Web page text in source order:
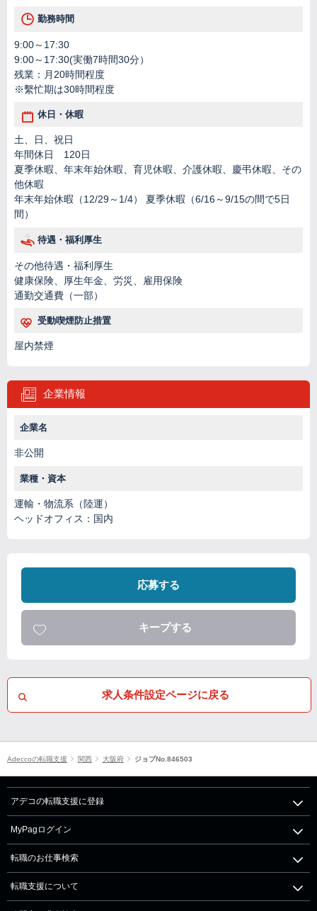
勤務時間
9:00～17:30
9:00～17:30(実働7時間30分）
残業：月20時間程度
※繫忙期は30時間程度
休日・休暇
土、日、祝日
年間休日 120日
夏季休暇、年末年始休暇、育児休暇、介護休暇、慶弔休暇、その
他休暇
年末年始休暇（12/29～1/4） 夏季休暇（6/16～9/15の間で5日
間）
待遇・福利厚生
その他待遇・福利厚生
健康保険、厚生年金、労災、雇用保険
通勤交通費（一部）
受動喫煙防止措置
屋内禁煙
企業情報
企業名
非公開
業種・資本
運輸・物流系（陸運）
ヘッドオフィス：国内
応募する
キープする
求人条件設定ページに戻る
Adeccoの転職支援 関西 大阪府 ジョブNo.846503
アデコの転職支援に登録
MyPagログイン
転職のお仕事検索
転職支援について